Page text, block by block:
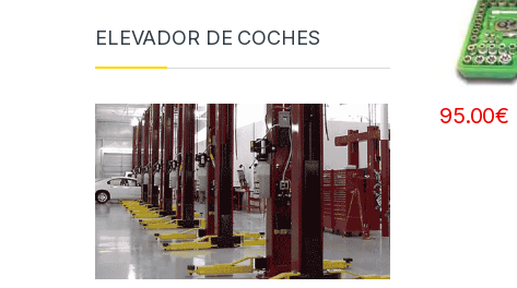
95.00€
ELEVADOR DE COCHES